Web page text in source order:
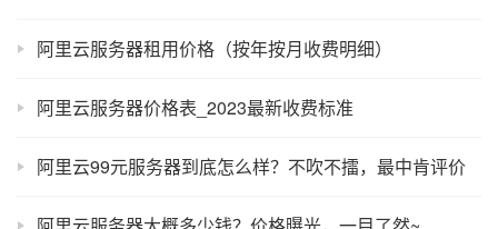
阿里云服务器租用价格（按年按月收费明细）
阿里云服务器价格表_2023最新收费标准
阿里云99元服务器到底怎么样？不吹不擂，最中肯评价